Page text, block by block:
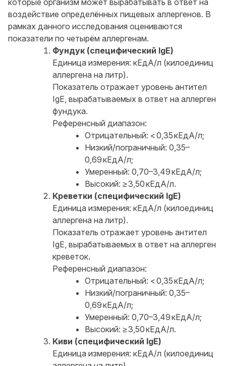
воздействие определённых пищевых аллергенов. В
рамках данного исследования оцениваются
показатели по четырём аллергенам.
Фундук (специфический IgE)
Единица измерения: кЕдА/л (килоединиц
аллергена на литр).
Показатель отражает уровень антител
IgE, вырабатываемых в ответ на аллерген
фундука.
Референсный диапазон:
Отрицательный: < 0,35 кЕдА/л;
Низкий/пограничный: 0,35–
0,69 кЕдА/л;
Умеренный: 0,70–3,49 кЕдА/л;
Высокий: ≥ 3,50 кЕдА/л.
Креветки (специфический IgE)
Единица измерения: кЕдА/л (килоединиц
аллергена на литр).
Показатель отражает уровень антител
IgE, вырабатываемых в ответ на аллерген
креветок.
Референсный диапазон:
Отрицательный: < 0,35 кЕдА/л;
Низкий/пограничный: 0,35–
0,69 кЕдА/л;
Умеренный: 0,70–3,49 кЕдА/л;
Высокий: ≥ 3,50 кЕдА/л.
Киви (специфический IgE)
Единица измерения: кЕдА/л (килоединиц